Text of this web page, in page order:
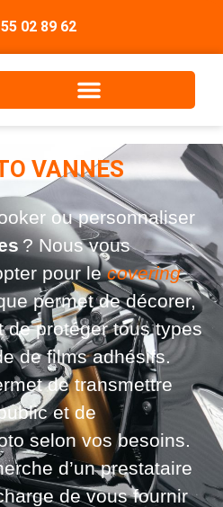
02 89 62
VANNES
ou personnaliser
? Nous vous
pour lecovering
permet de décorer,
de protéger tous types
de films adhésifs.
de transmettre
et de
selon vos besoins.
d’un prestataire
de vous fournir